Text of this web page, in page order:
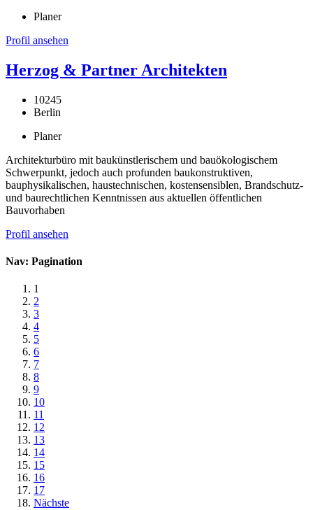
Planer
Profil ansehen
Herzog & Partner Architekten
10245
Berlin
Planer
Architekturbüro mit baukünstlerischem und bauökologischem
Schwerpunkt, jedoch auch profunden baukonstruktiven,
bauphysikalischen, haustechnischen, kostensensiblen, Brandschutz-
und baurechtlichen Kenntnissen aus aktuellen öffentlichen
Bauvorhaben
Profil ansehen
Nav: Pagination
1
2
3
4
5
6
7
8
9
10
11
12
13
14
15
16
17
Nächste